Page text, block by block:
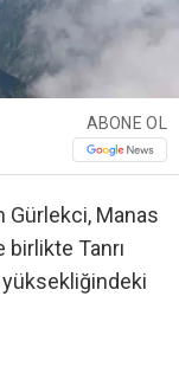
ABONE OL
Gürlekci, Manas
birlikte Tanrı
yüksekliğindeki